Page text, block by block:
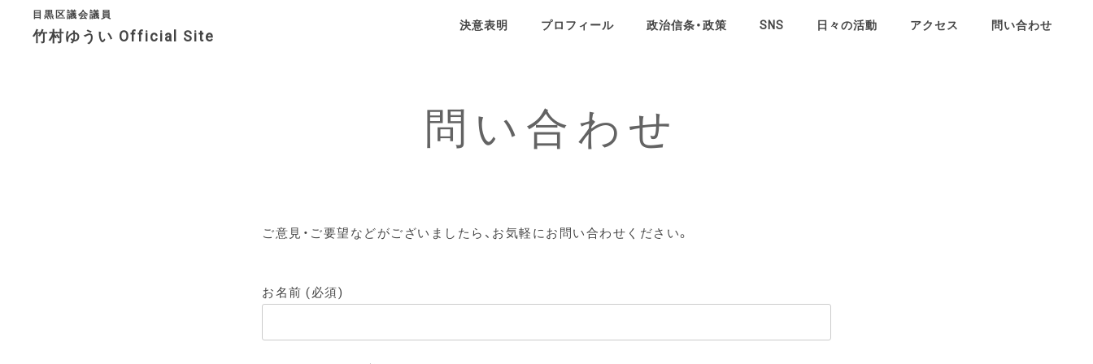
目黒区議会議員
竹村ゆうい Official Site 決意表明 プロフィール 政治信条・政策 SNS 日々の活動 アクセス 問い合わせ
政治信条・政策
問い合わせ
ご意見・ご要望などがございましたら、お気軽にお問い合わせください。
お名前 (必須)